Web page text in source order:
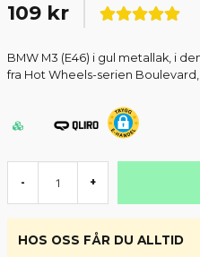
109 kr
BMW M3 (E46) i gul metallak, i
fra Hot Wheels-serien
- +
HOS OSS FÅR DU ALLTID